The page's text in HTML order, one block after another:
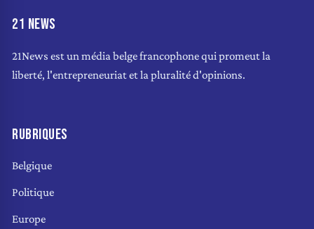
21 NEWS
21News est un média belge francophone qui promeut la
liberté, l'entrepreneuriat et la pluralité d'opinions.
RUBRIQUES
Belgique
Politique
Europe